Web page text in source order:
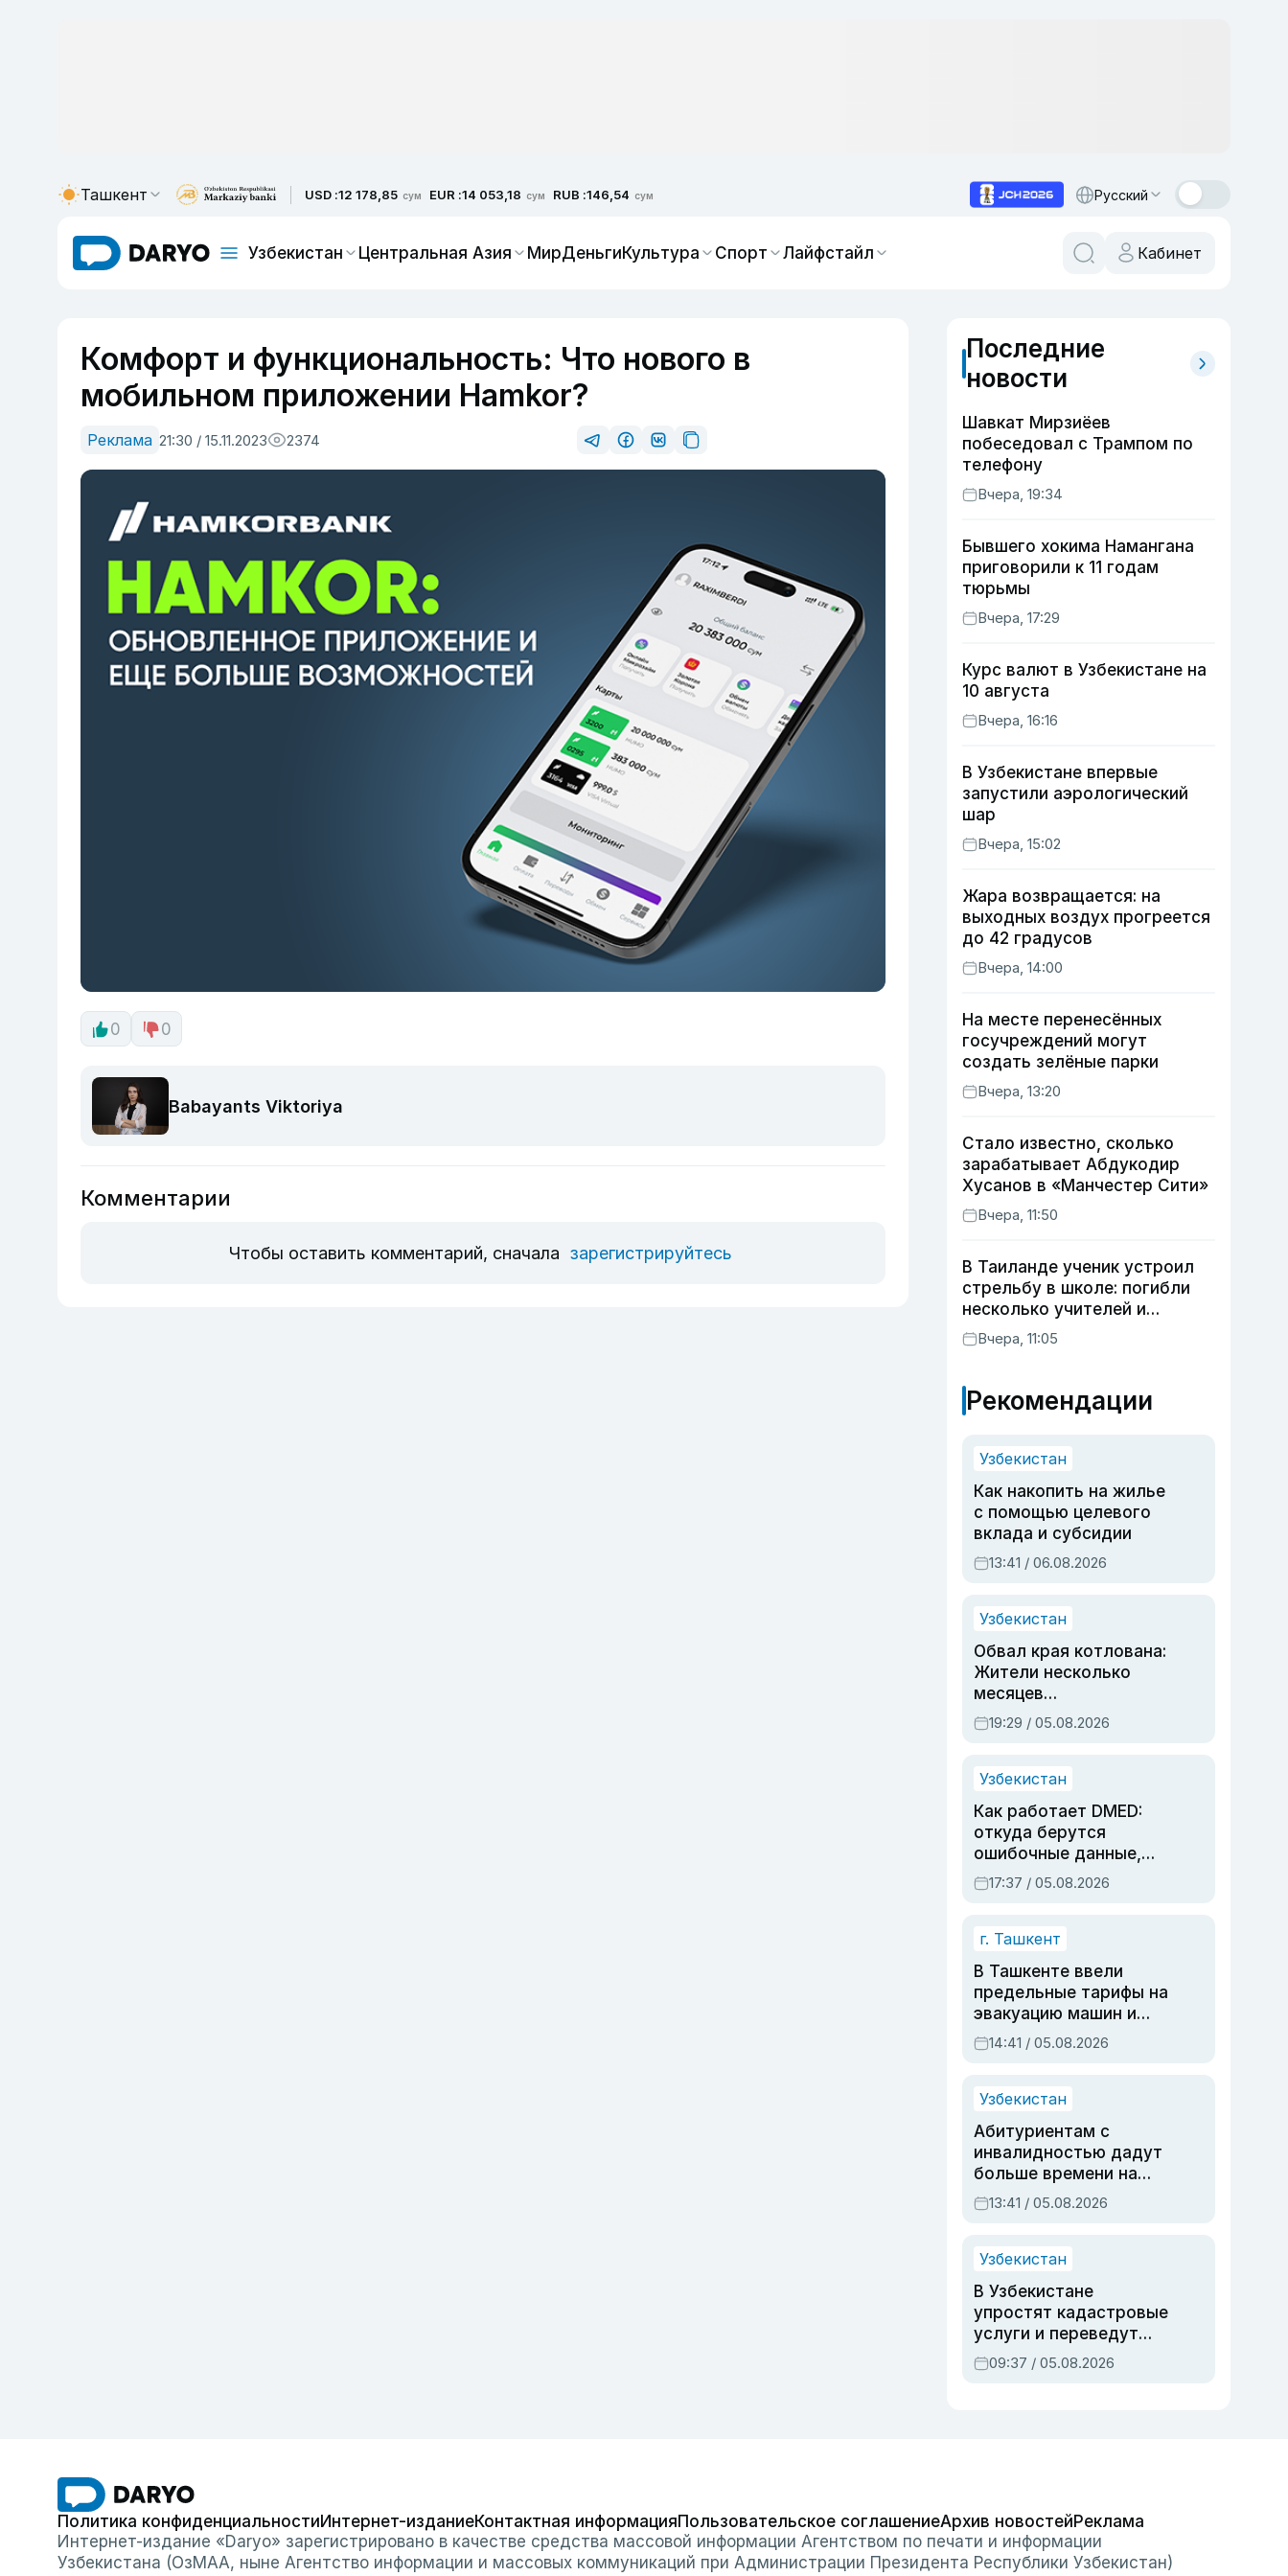
Ташкент USD :12 178,85 сум EUR :14 053,18 сум RUB :146,54 сум Русский
Узбекистан Центральная Азия МирДеньгиКультура Спорт Лайфстайл Кабинет
Комфорт и функциональность: Что нового в
мобильном приложении Hamkor?
Реклама 21:30 / 15.11.2023 2374
0 0
Babayants Viktoriya
Комментарии
Чтобы оставить комментарий, сначала зарегистрируйтесь
Последние
новости
Шавкат Мирзиёев
побеседовал с Трампом по
телефону
Вчера, 19:34
Бывшего хокима Намангана
приговорили к 11 годам
тюрьмы
Вчера, 17:29
Курс валют в Узбекистане на
10 августа
Вчера, 16:16
В Узбекистане впервые
запустили аэрологический
шар
Вчера, 15:02
Жара возвращается: на
выходных воздух прогреется
до 42 градусов
Вчера, 14:00
На месте перенесённых
госучреждений могут
создать зелёные парки
Вчера, 13:20
Стало известно, сколько
зарабатывает Абдукодир
Хусанов в «Манчестер Сити»
Вчера, 11:50
В Таиланде ученик устроил
стрельбу в школе: погибли
несколько учителей и
учащихся
Вчера, 11:05
Рекомендации
Узбекистан
Как накопить на жилье
с помощью целевого
вклада и субсидии
13:41 / 06.08.2026
Узбекистан
Обвал края котлована:
Жители несколько
месяцев
предупреждали об
опасности, но стройка
19:29 / 05.08.2026
Узбекистан
Как работает DMED:
откуда берутся
ошибочные данные,
дубли аккаунтов и
очереди по онлайн-
17:37 / 05.08.2026
г. Ташкент
В Ташкенте ввели
предельные тарифы на
эвакуацию машин и
штрафстоянки
14:41 / 05.08.2026
Узбекистан
Абитуриентам с
инвалидностью дадут
больше времени на
вступительных
экзаменах
13:41 / 05.08.2026
Узбекистан
В Узбекистане
упростят кадастровые
услуги и переведут
регистрацию
недвижимости в
09:37 / 05.08.2026
Политика конфиденциальностиИнтернет-изданиеКонтактная информацияПользовательское соглашениеАрхив новостейРеклама
Интернет-издание «Daryo» зарегистрировано в качестве средства массовой информации Агентством по печати и информации
Узбекистана (ОзМАА, ныне Агентство информации и массовых коммуникаций при Администрации Президента Республики Узбекистан)